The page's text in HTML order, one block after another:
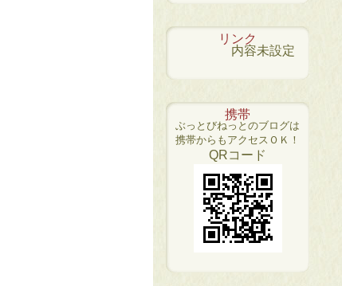
リンク
内容未設定
携帯
ぶっとびねっとのブログは
携帯からもアクセスＯＫ！
QRコード